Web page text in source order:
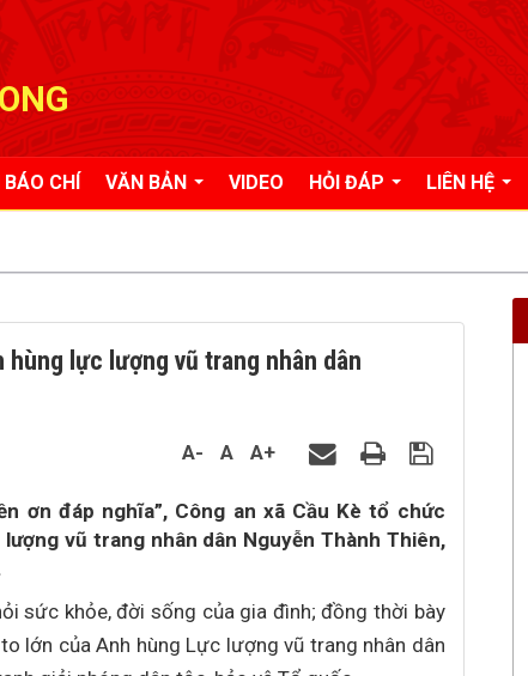
CHÍ VĂN BẢN VIDEO HỎI ĐÁP LIÊN HỆ
hùng lực lượng vũ trang nhân dân
A- A A+
ơn đáp nghĩa”, Công an xã Cầu Kè tổ chức
vũ trang nhân dân Nguyễn Thành Thiên,
sức khỏe, đời sống của gia đình; đồng thời bày
lớn của Anh hùng Lực lượng vũ trang nhân dân